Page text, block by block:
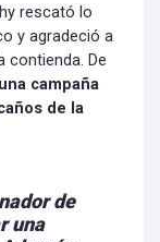
rescató lo
y agradeció a
contienda. De
campaña
de la
de
una